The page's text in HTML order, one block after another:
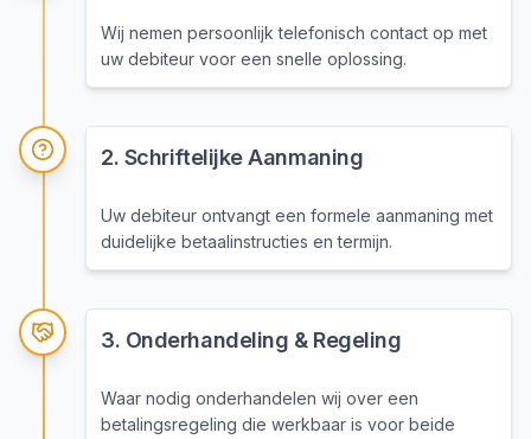
Wij nemen persoonlijk telefonisch contact op met
uw debiteur voor een snelle oplossing.
2. Schriftelijke Aanmaning
Uw debiteur ontvangt een formele aanmaning met
duidelijke betaalinstructies en termijn.
3. Onderhandeling & Regeling
Waar nodig onderhandelen wij over een
betalingsregeling die werkbaar is voor beide